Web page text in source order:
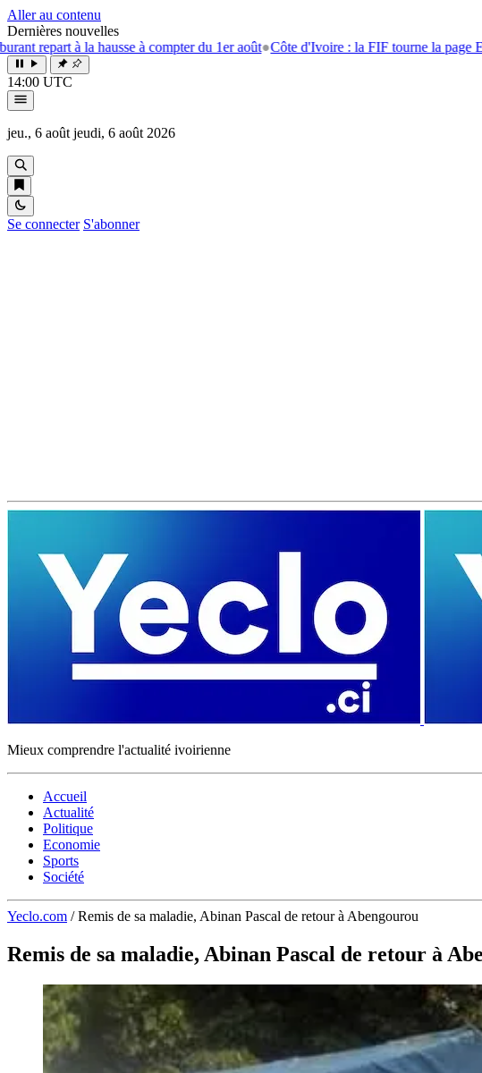
Aller au contenu
Dernières nouvelles
à la hausse à compter du 1er août●Côte d'Ivoire : la FIF tourne la page Emerse
14:00 UTC
jeu., 6 août jeudi, 6 août 2026
Se connecter S'abonner
Mieux comprendre l'actualité ivoirienne
Accueil
Actualité
Politique
Economie
Sports
Société
Yeclo.com / Remis de sa maladie, Abinan Pascal de retour à Abengourou
Remis de sa maladie, Abinan Pascal de retour à